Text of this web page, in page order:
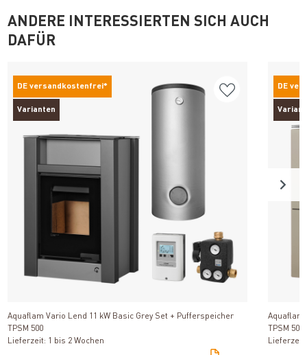
ANDERE INTERESSIERTEN SICH AUCH
DAFÜR
DE versandkostenfrei*
Varianten
Aquaflam Vario Lend 11 kW Basic Grey Set + Pufferspeicher
TPSM 500
Lieferzeit: 1 bis 2 Wochen
DE
Aquaflam
TPSM 500